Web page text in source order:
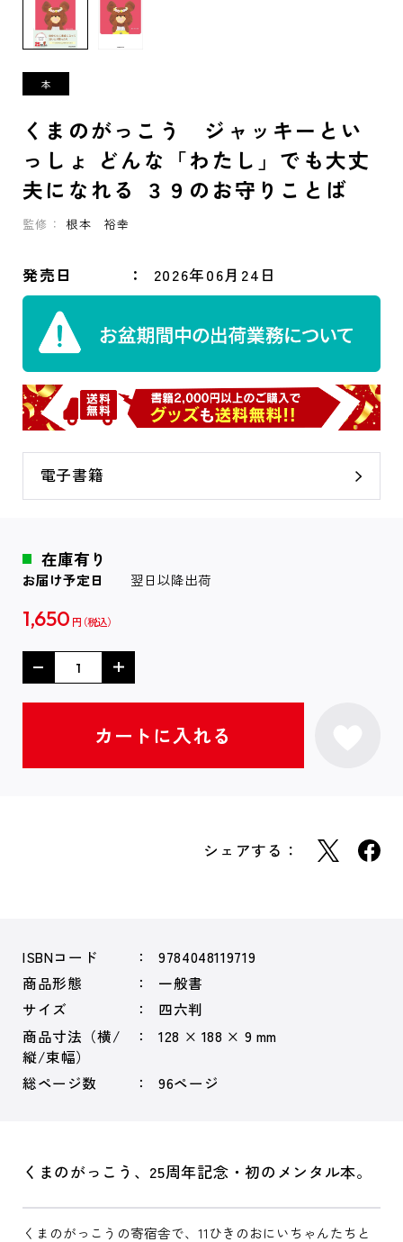
くまのがっこう ジャッキーとい
っしょ どんな「わたし」でも大丈
夫になれる ３９のお守りことば
監修： 根本 裕幸
発売日 2026年06月24日
電子書籍
在庫有り
お届け予定日 翌日以降出荷
1,650 円
シェアする：
ISBNコード
9784048119719
商品形態
一般書
サイズ
四六判
商品寸法（横/
縦/束幅）
128 × 188 × 9 mm
総ページ数 96ページ
くまのがっこう、25周年記念・初のメンタル本。
くまのがっこうの寄宿舎で、11ひきのおにいちゃんたちと